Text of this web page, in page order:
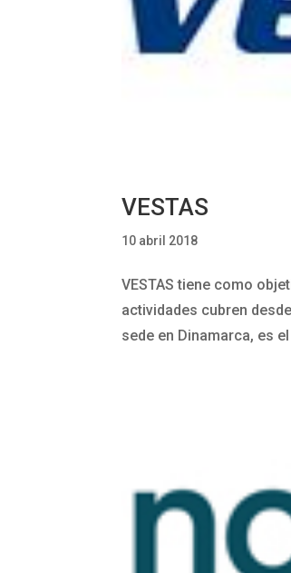
VESTAS
10 abril 2018
VESTAS tiene como
actividades cubren
sede en Dinamarca, es